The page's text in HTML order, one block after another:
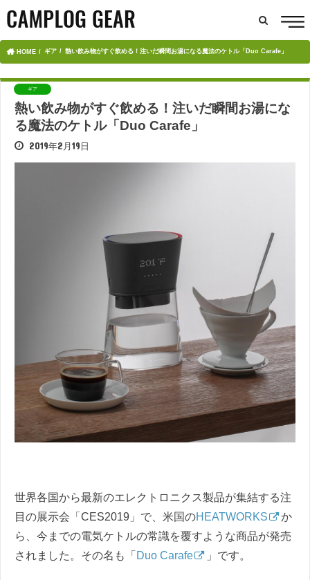
HOME ギア 熱い飲み物がすぐ飲める！注いだ瞬間お湯になる魔法のケトル「Duo Carafe」
ギア
熱い飲み物がすぐ飲める！注いだ瞬間お湯にな
る魔法のケトル「Duo Carafe」
2019年2月19日
世界各国から最新のエレクトロニクス製品が集結する注
目の展示会「CES2019」で、米国のHEATWORKS
か
ら、今までの電気ケトルの常識を覆すような商品が発売
されました。その名も「 Duo Carafe 」です。